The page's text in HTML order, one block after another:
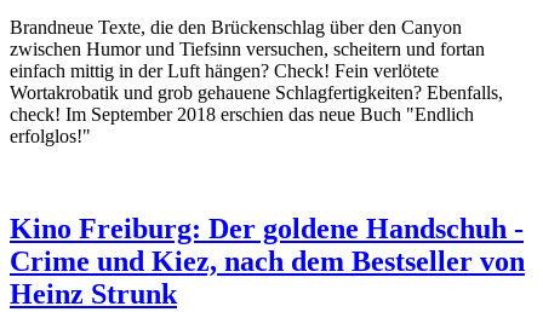
Brandneue Texte, die den Brückenschlag über den Canyon
zwischen Humor und Tiefsinn versuchen, scheitern und fortan
einfach mittig in der Luft hängen? Check! Fein verlötete
Wortakrobatik und grob gehauene Schlagfertigkeiten? Ebenfalls,
check! Im September 2018 erschien das neue Buch "Endlich
erfolglos!"
Kino Freiburg: Der goldene Handschuh -
Crime und Kiez, nach dem Bestseller von
Heinz Strunk